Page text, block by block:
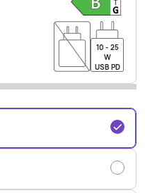
10 - 25
W
USB PD